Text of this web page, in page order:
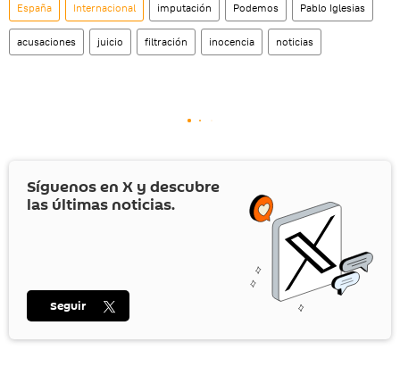
España Internacional imputación Podemos Pablo Iglesias
acusaciones juicio filtración inocencia noticias
Síguenos en X y descubre
las últimas noticias.
Seguir